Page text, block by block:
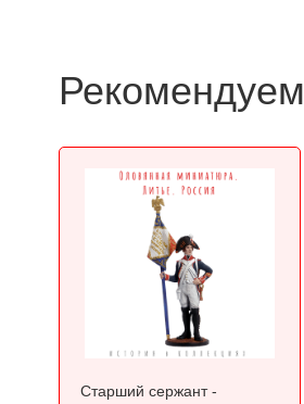
Рекомендуем
Старший сержант -